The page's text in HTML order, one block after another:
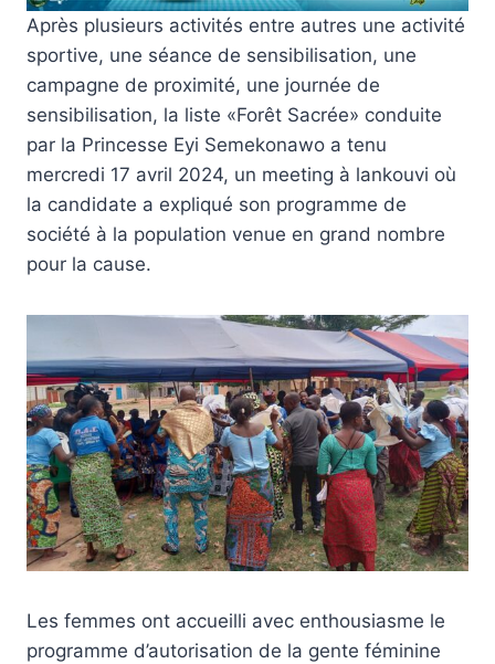
Après plusieurs activités entre autres une activité
sportive, une séance de sensibilisation, une
campagne de proximité, une journée de
sensibilisation, la liste «Forêt Sacrée» conduite
par la Princesse Eyi Semekonawo a tenu
mercredi 17 avril 2024, un meeting à lankouvi où
la candidate a expliqué son programme de
société à la population venue en grand nombre
pour la cause.
Les femmes ont accueilli avec enthousiasme le
programme d’autorisation de la gente féminine